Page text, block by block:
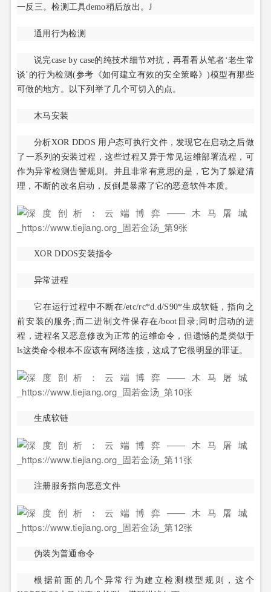
一反三。检测工具demo稍后放出。J
通用行为检测
说完case by case的纯技术细节对抗，再看看从笔者‘老生常
谈’的行为检测(参考《如何建立有效的安全策略》)模型有那些
可做的地方。以下列举了几个可切入的点。
木马安装
分析XOR DDOS 用户态可执行文件，发现它在启动之后做
了一系列的安装过程，这些过程又异于常见运维部署流程，可
作为异常检测告警规则。并且非常有意思的是，它为了躲避清
理，不断的改名启动，反倒是暴露了它的恶意软件本质。
XOR DDOS安装指令
异常进程
它在运行过程中不断在/etc/rc*d.d/S90*生成软链，指向之
前安装的服务;而二进制文件保存在/boot目录;同时启动的进
程，进程名又恶意修改为正常的运维命令，但遗憾的是类似于
ls这类命令根本不应该有网络连接，这成了它很明显的罪证。
生成软链
注册服务指向恶意文件
伪装为普通命令
根据前面的几个异常行为建立检测模型规则，这个